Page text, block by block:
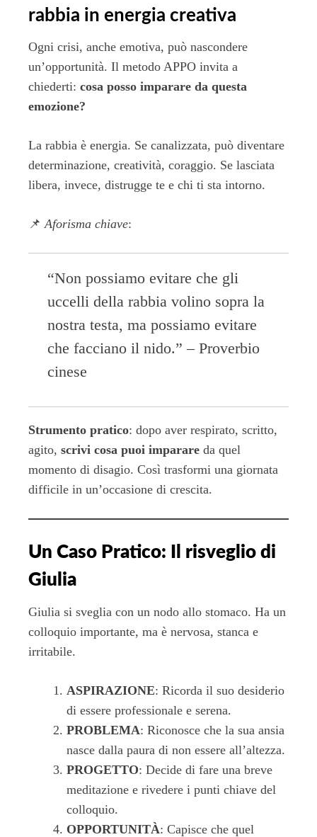
rabbia in energia creativa
Ogni crisi, anche emotiva, può nascondere
un’opportunità. Il metodo APPO invita a
chiederti: cosa posso imparare da questa
emozione?
La rabbia è energia. Se canalizzata, può diventare
determinazione, creatività, coraggio. Se lasciata
libera, invece, distrugge te e chi ti sta intorno.
📌Aforisma chiave:
“Non possiamo evitare che gli
uccelli della rabbia volino sopra la
nostra testa, ma possiamo evitare
che facciano il nido.” – Proverbio
cinese
Strumento pratico: dopo aver respirato, scritto,
agito, scrivi cosa puoi imparare da quel
momento di disagio. Così trasformi una giornata
difficile in un’occasione di crescita.
Un Caso Pratico: Il risveglio di
Giulia
Giulia si sveglia con un nodo allo stomaco. Ha un
colloquio importante, ma è nervosa, stanca e
irritabile.
ASPIRAZIONE: Ricorda il suo desiderio
di essere professionale e serena.
PROBLEMA: Riconosce che la sua ansia
nasce dalla paura di non essere all’altezza.
PROGETTO: Decide di fare una breve
meditazione e rivedere i punti chiave del
colloquio.
OPPORTUNITÀ: Capisce che quel